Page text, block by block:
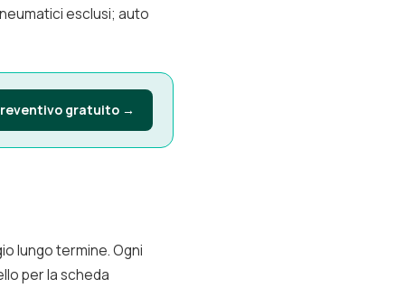
esclusi; auto
gratuito →
lungo termine. Ogni
per la scheda